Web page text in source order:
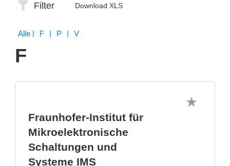
Filter Download XLS
Alle | F | P | V
F
Fraunhofer-Institut für
Mikroelektronische
Schaltungen und
Systeme IMS